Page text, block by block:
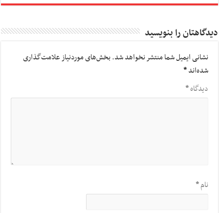
دیدگاهتان را بنویسید
نشانی ایمیل شما منتشر نخواهد شد.بخش‌های موردنیاز علامت‌گذاری
شده‌اند*
دیدگاه*
نام*